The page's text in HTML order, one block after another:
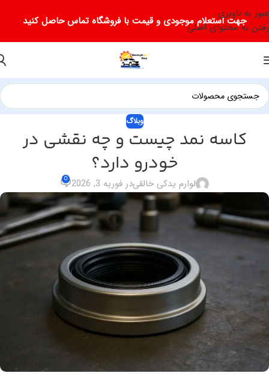
عبور به ناوبری
رفتن به محتوای اصلی
جهت استعلام موجودی و قیمت با فروشگاه تماس حاصل کنید
وبلاگ
کاسه نمد چیست و چه نقشی در
خودرو دارد؟
لوارم یدکی خالقیدر فوریه 3, 2026 0